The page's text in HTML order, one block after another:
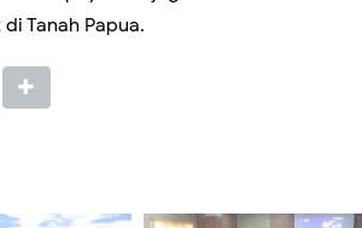
Tanah Papua.